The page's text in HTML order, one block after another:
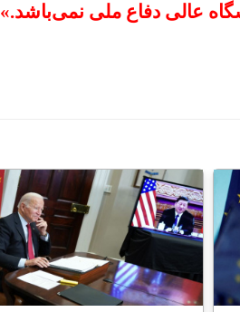
عالی دفاع ملی نمی‌باشد.»